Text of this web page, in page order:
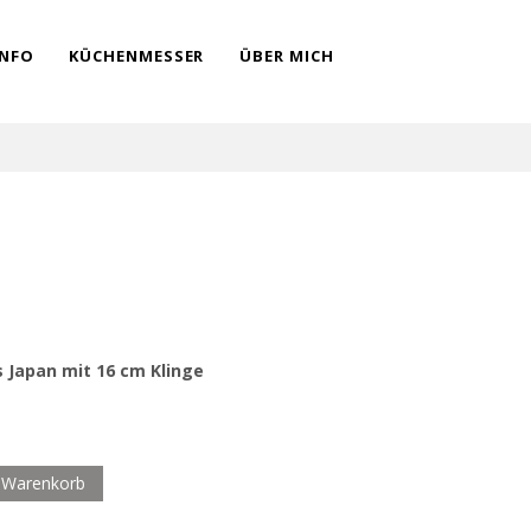
KÜCHENMESSER ÜBER MICH
Japan mit 16 cm Klinge